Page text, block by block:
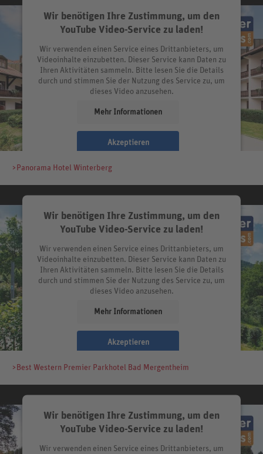
Wir benötigen Ihre Zustimmung, um den
YouTube Video-Service zu laden!
Wir verwenden einen Service eines Drittanbieters, um
Videoinhalte einzubetten. Dieser Service kann Daten zu
Ihren Aktivitäten sammeln. Bitte lesen Sie die Details
durch und stimmen Sie der Nutzung des Service zu, um
dieses Video anzusehen.
Mehr Informationen
Akzeptieren
>Panorama Hotel Winterberg
Wir benötigen Ihre Zustimmung, um den
YouTube Video-Service zu laden!
Wir verwenden einen Service eines Drittanbieters, um
Videoinhalte einzubetten. Dieser Service kann Daten zu
Ihren Aktivitäten sammeln. Bitte lesen Sie die Details
durch und stimmen Sie der Nutzung des Service zu, um
dieses Video anzusehen.
Mehr Informationen
Akzeptieren
>Best Western Premier Parkhotel Bad Mergentheim
Wir benötigen Ihre Zustimmung, um den
YouTube Video-Service zu laden!
Wir verwenden einen Service eines Drittanbieters, um